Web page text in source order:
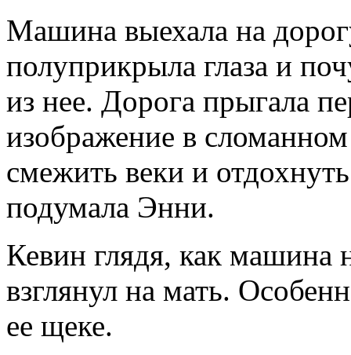
Машина выехала на
полуприкрыла глаза и
из нее. Дорога прыгала
изображение в
смежить веки и
подумала Энни.
Кевин глядя, как машина
взглянул на мать.
ее щеке.